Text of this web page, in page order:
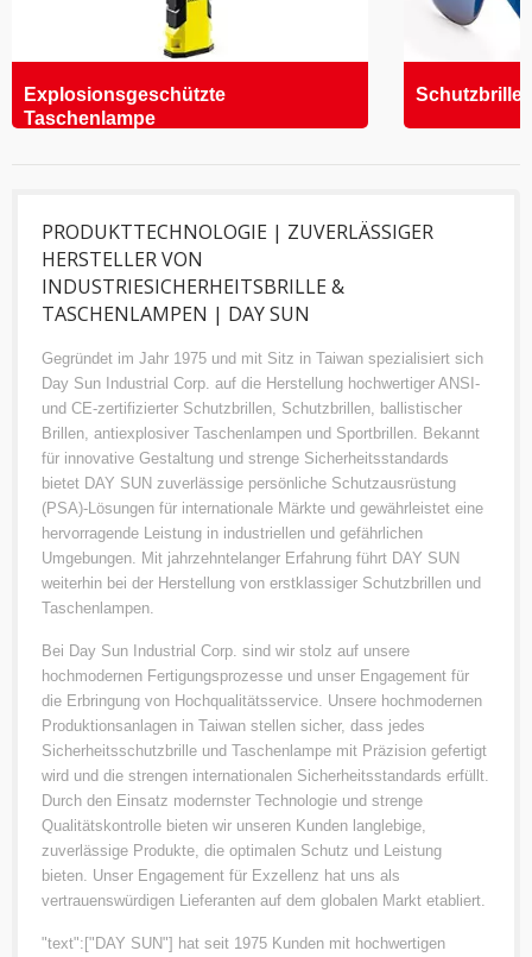
Explosionsgeschützte
Taschenlampe
PRODUKTTECHNOLOGIE | ZUVERLÄSSIGER
HERSTELLER VON
INDUSTRIESICHERHEITSBRILLE &
TASCHENLAMPEN | DAY SUN
Gegründet im Jahr 1975 und mit Sitz in Taiwan spezialisiert sich
Day Sun Industrial Corp. auf die Herstellung hochwertiger ANSI-
und CE-zertifizierter Schutzbrillen, Schutzbrillen, ballistischer
Brillen, antiexplosiver Taschenlampen und Sportbrillen. Bekannt
für innovative Gestaltung und strenge Sicherheitsstandards
bietet DAY SUN zuverlässige persönliche Schutzausrüstung
(PSA)-Lösungen für internationale Märkte und gewährleistet eine
hervorragende Leistung in industriellen und gefährlichen
Umgebungen. Mit jahrzehntelanger Erfahrung führt DAY SUN
weiterhin bei der Herstellung von erstklassiger Schutzbrillen und
Taschenlampen.
Bei Day Sun Industrial Corp. sind wir stolz auf unsere
hochmodernen Fertigungsprozesse und unser Engagement für
die Erbringung von Hochqualitätsservice. Unsere hochmodernen
Produktionsanlagen in Taiwan stellen sicher, dass jedes
Sicherheitsschutzbrille und Taschenlampe mit Präzision gefertigt
wird und die strengen internationalen Sicherheitsstandards erfüllt.
Durch den Einsatz modernster Technologie und strenge
Qualitätskontrolle bieten wir unseren Kunden langlebige,
zuverlässige Produkte, die optimalen Schutz und Leistung
bieten. Unser Engagement für Exzellenz hat uns als
vertrauenswürdigen Lieferanten auf dem globalen Markt etabliert.
"text":["DAY SUN"] hat seit 1975 Kunden mit hochwertigen